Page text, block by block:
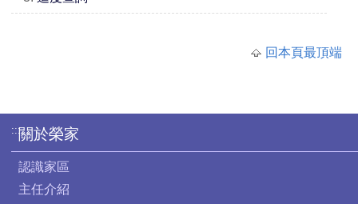
回本頁最頂端
:::關於榮家
認識家區
主任介紹